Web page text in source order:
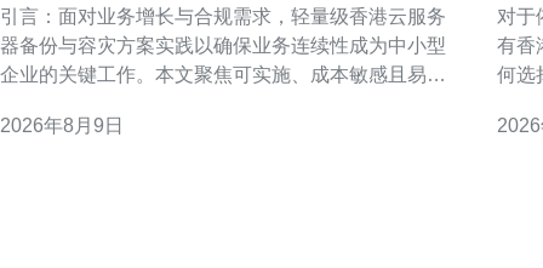
引言：面对业务增长与合规需求，轻量级香港云服务
器备份与容灾方案实践以确保业务连续性成为中小型
企业的关键工作。本文聚焦可实施、成本敏感且易运
恢复。 目标与原则：明确RPO与RTO 制定备份与容
2026年8月9日
对于
有香
何选
运维